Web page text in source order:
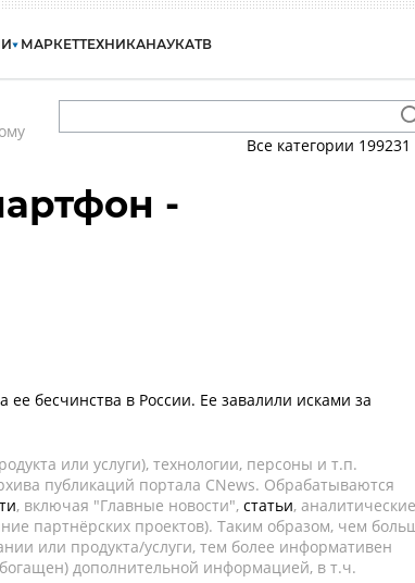
МАРКЕТТЕХНИКАНАУКАТВ
Все категории 199231
-
ее бесчинства в России. Ее завалили исками за
или услуги), технологии, персоны и т.п.
публикаций портала CNews. Обрабатываются
, включая "Главные новости", статьи, аналитические
партнёрских проектов). Таким образом, чем
или продукта/услуги, тем более информативен
дополнительной информацией, в т.ч.